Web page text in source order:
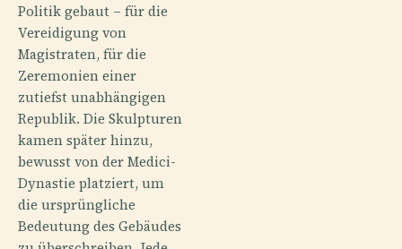
Politik gebaut – für die
Vereidigung von
Magistraten, für die
Zeremonien einer
zutiefst unabhängigen
Republik. Die Skulpturen
kamen später hinzu,
bewusst von der Medici-
Dynastie platziert, um
die ursprüngliche
Bedeutung des Gebäudes